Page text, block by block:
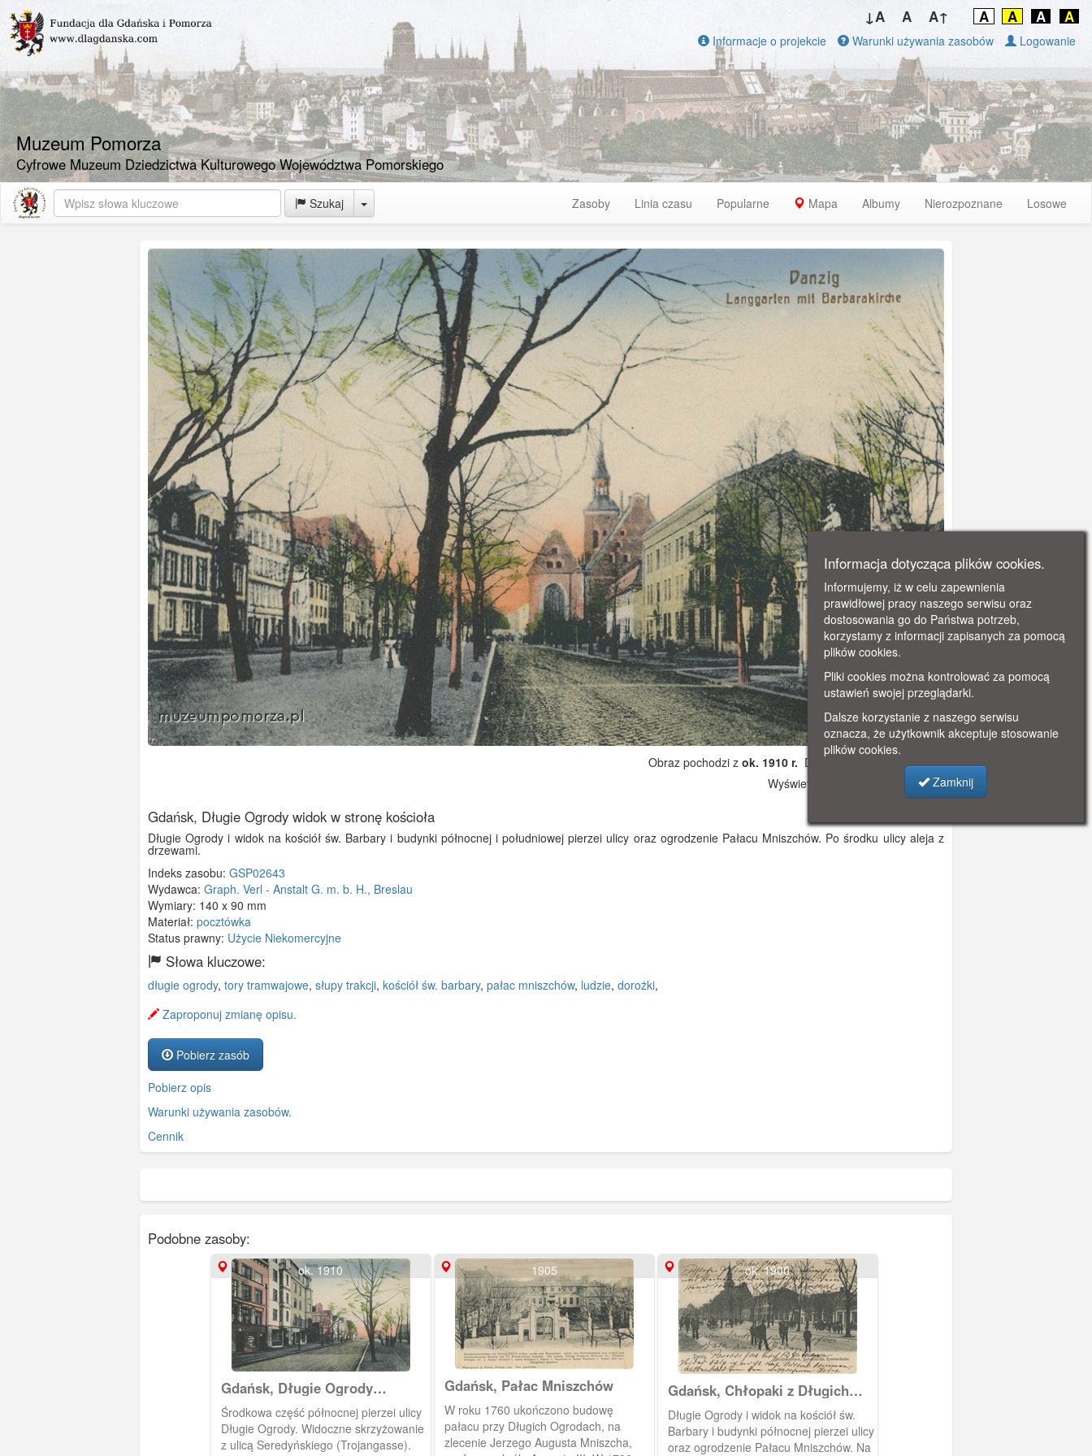
Muzeum Pomorza
Cyfrowe Muzeum Dziedzictwa Kulturowego Województwa Pomorskiego
↓A A A↑ A A A A
Informacje o projekcie Warunki używania zasobów Logowanie
Szukaj Toggle Dropdown Zasoby Linia czasu Popularne Mapa Albumy Nierozpoznane Losowe
Obraz pochodzi z ok. 1910 r. Dodano: 2019-12-04 23:33
Wyświetlono: 4201
Gdańsk, Długie Ogrody widok w stronę kościoła
Długie Ogrody i widok na kościół św. Barbary i budynki północnej i południowej pierzei ulicy oraz ogrodzenie Pałacu Mniszchów. Po środku ulicy aleja z
drzewami.
Indeks zasobu: GSP02643
Wydawca: Graph. Verl - Anstalt G. m. b. H., Breslau
Wymiary: 140 x 90 mm
Materiał: pocztówka
Status prawny: Użycie Niekomercyjne
Słowa kluczowe:
długie ogrody, tory tramwajowe, słupy trakcji, kościół św. barbary, pałac mniszchów, ludzie, dorożki,
Zaproponuj zmianę opisu.
Pobierz zasób
Pobierz opis
Warunki używania zasobów.
Cennik
Podobne zasoby:
ok. 1910
Gdańsk, Długie Ogrody
środkowa część
Środkowa część północnej pierzei ulicy
Długie Ogrody. Widoczne skrzyżowanie
z ulicą Seredyńskiego (Trojangasse).
1905
Gdańsk, Pałac Mniszchów
W roku 1760 ukończono budowę
pałacu przy Długich Ogrodach, na
zlecenie Jerzego Augusta Mniszcha,
ok. 1900
Gdańsk, Chłopaki z Długich
Ogrodów
Długie Ogrody i widok na kościół św.
Barbary i budynki północnej pierzei ulicy
oraz ogrodzenie Pałacu Mniszchów. Na
Informacja dotycząca plików cookies.
Informujemy, iż w celu zapewnienia
prawidłowej pracy naszego serwisu oraz
dostosowania go do Państwa potrzeb,
korzystamy z informacji zapisanych za pomocą
plików cookies.
Pliki cookies można kontrolować za pomocą
ustawień swojej przeglądarki.
Dalsze korzystanie z naszego serwisu
oznacza, że użytkownik akceptuje stosowanie
plików cookies.
Zamknij